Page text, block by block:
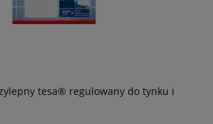
tesa® regulowany do tynku i